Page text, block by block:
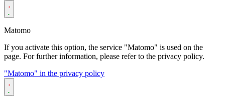
Matomo
If you activate this option, the service "Matomo" is used on the
page. For further information, please refer to the privacy policy.
"Matomo" in the privacy policy